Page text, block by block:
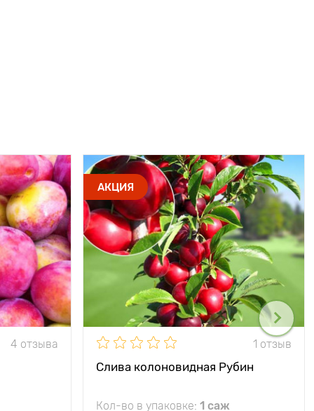
4 отзыва
АКЦИЯ
1 отзыв
Слива колоновидная Рубин
Кол-во в упаковке: 1 саж